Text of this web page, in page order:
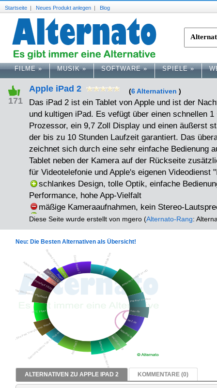
Startseite | Neues Produkt anlegen | Blog
FILME» MUSIK» SOFTWARE» SPIELE»
171
Apple iPad 2 (6 Alternativen )
Das iPad 2 ist ein Tablet von Apple und ist der
und kultigen iPad. Es vefügt über einen schnellen
Prozessor, ein 9,7 Zoll Display und einen äußerst
der bis zu 10 Stunden Laufzeit garantiert. Das
zeichnet sich durch eine sehr einfache Bedienung
Tablet neben der Kamera auf der Rückseite
für Videotelefonie und Apple's eigenen Videodienst
schlankes Design, tolle Optik, einfache
Performance, hohe App-Vielfalt
mäßige Kameraaufnahmen, kein Stereo-
Diese Seite wurde erstellt von mgero (Alternato-Rang:
Neu: Die Besten Alternativen als Übersicht!
ALTERNATIVEN ZU APPLE IPAD 2 KOMMENTARE (0)